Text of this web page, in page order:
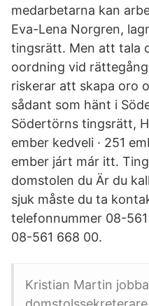
medarbetarna kan
Eva-Lena Norgren,
tingsrätt. Men att tala
oordning vid
riskerar att skapa oro
sådant som hänt i
Södertörns tingsrätt,
ember kedveli · 251
ember járt már itt.
domstolen du Är du
sjuk måste du ta
telefonnummer 08-
08-561 668 00.
Kristian Martin